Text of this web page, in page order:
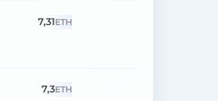
7,31ETH
7,3ETH